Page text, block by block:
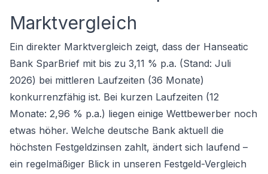
Marktvergleich
Ein direkter Marktvergleich zeigt, dass der Hanseatic
Bank SparBrief mit bis zu 3,11 % p.a. (Stand: Juli
2026) bei mittleren Laufzeiten (36 Monate)
konkurrenzfähig ist. Bei kurzen Laufzeiten (12
Monate: 2,96 % p.a.) liegen einige Wettbewerber noch
etwas höher. Welche deutsche Bank aktuell die
höchsten Festgeldzinsen zahlt, ändert sich laufend –
ein regelmäßiger Blick in unseren Festgeld-Vergleich